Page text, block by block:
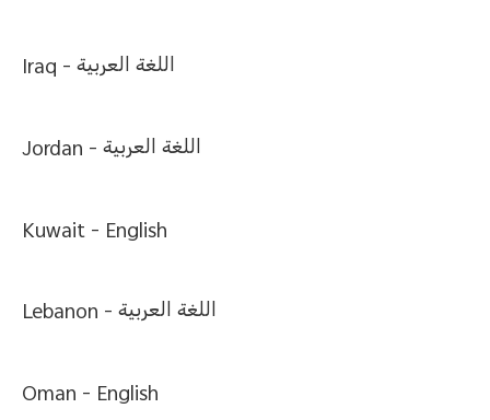
Iraq -اللغة العربية
Jordan -اللغة العربية
Kuwait - English
Lebanon -اللغة العربية
Oman - English